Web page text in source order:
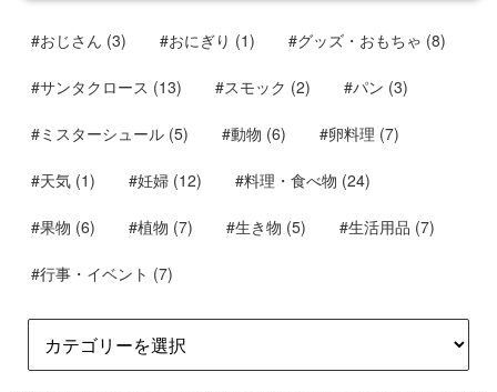
#おじさん (3) #おにぎり (1) #グッズ・おもちゃ (8)
#サンタクロース (13) #スモック (2) #パン (3)
#ミスターシュール (5) #動物 (6) #卵料理 (7)
#天気 (1) #妊婦 (12) #料理・食べ物 (24)
#果物 (6) #植物 (7) #生き物 (5) #生活用品 (7)
#行事・イベント (7)